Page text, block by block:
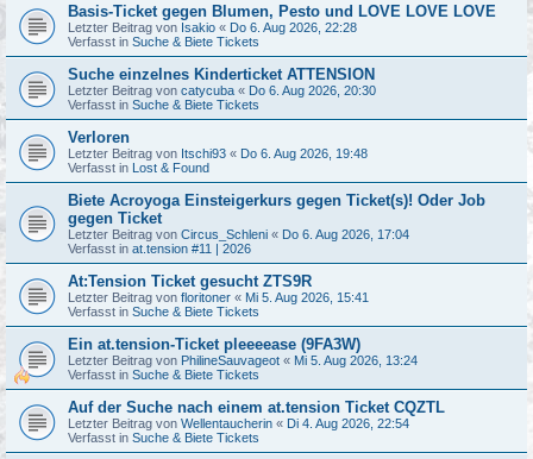
Basis-Ticket gegen Blumen, Pesto und LOVE LOVE LOVE
Letzter Beitrag von Isakio « Do 6. Aug 2026, 22:28
Verfasst in Suche & Biete Tickets
Suche einzelnes Kinderticket ATTENSION
Letzter Beitrag von catycuba « Do 6. Aug 2026, 20:30
Verfasst in Suche & Biete Tickets
Verloren
Letzter Beitrag von Itschi93 « Do 6. Aug 2026, 19:48
Verfasst in Lost & Found
Biete Acroyoga Einsteigerkurs gegen Ticket(s)! Oder Job
gegen Ticket
Letzter Beitrag von Circus_Schleni « Do 6. Aug 2026, 17:04
Verfasst in at.tension #11 | 2026
At:Tension Ticket gesucht ZTS9R
Letzter Beitrag von floritoner « Mi 5. Aug 2026, 15:41
Verfasst in Suche & Biete Tickets
Ein at.tension-Ticket pleeeease (9FA3W)
Letzter Beitrag von PhilineSauvageot « Mi 5. Aug 2026, 13:24
Verfasst in Suche & Biete Tickets
Auf der Suche nach einem at.tension Ticket CQZTL
Letzter Beitrag von Wellentaucherin « Di 4. Aug 2026, 22:54
Verfasst in Suche & Biete Tickets